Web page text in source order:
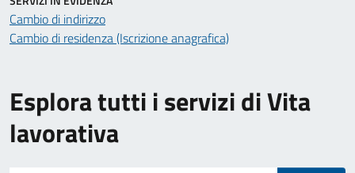
Esplora tutti i servizi di Vita
lavorativa
Cambio di indirizzo
Cambio di residenza (Iscrizione anagrafica)